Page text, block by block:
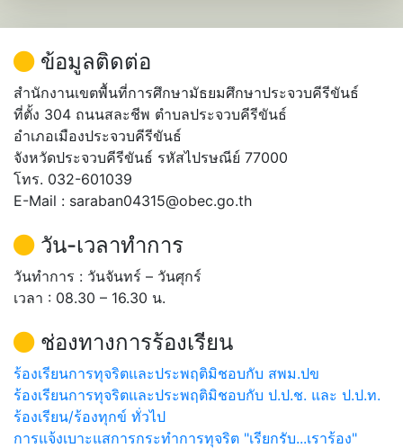
ข้อมูลติดต่อ
สำนักงานเขตพื้นที่การศึกษามัธยมศึกษาประจวบคีรีขันธ์
ที่ตั้ง 304 ถนนสละชีพ ตำบลประจวบคีรีขันธ์
อำเภอเมืองประจวบคีรีขันธ์
จังหวัดประจวบคีรีขันธ์ รหัสไปรษณีย์ 77000
โทร. 032-601039
E-Mail : saraban04315@obec.go.th
วัน-เวลาทำการ
วันทำการ : วันจันทร์ – วันศุกร์
เวลา : 08.30 – 16.30 น.
ช่องทางการร้องเรียน
ร้องเรียนการทุจริตและประพฤติมิชอบกับ สพม.ปข
ร้องเรียนการทุจริตและประพฤติมิชอบกับ ป.ป.ช. และ ป.ป.ท.
ร้องเรียน/ร้องทุกข์ ทั่วไป
การแจ้งเบาะแสการกระทำการทุจริต "เรียกรับ...เราร้อง"